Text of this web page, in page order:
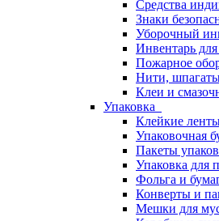
Средства
Знаки
Уборочный
Инвентарь
Пожарное
Нити,
Клеи и
Упаковка
Клейкие
Упаковочная
Пакеты
Упаковка для
Фольга и
Конверты и
Мешки для